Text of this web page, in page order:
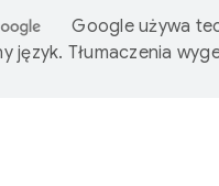
Google używa
język. Tłumaczenia